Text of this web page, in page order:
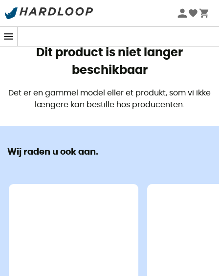
Zomeraanbiedingen 🔥 -5% EXTRA vanaf 2 producten* met
Dit product is niet langer
beschikbaar
Det er en gammel model eller et produkt, som vi ikke
længere kan bestille hos producenten.
Wij raden u ook aan.